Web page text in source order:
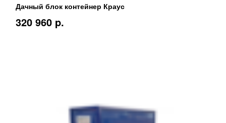
Дачный блок контейнер Краус
320 960 p.